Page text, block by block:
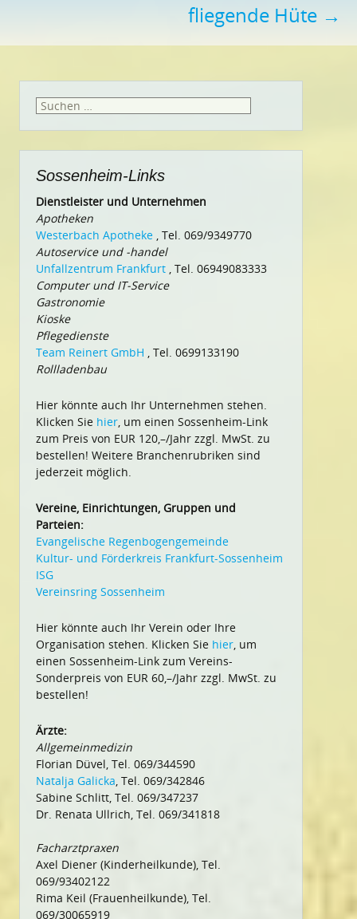
fliegende Hüte →
Suchen
Sossenheim-Links
Dienstleister und Unternehmen
Apotheken
Westerbach Apotheke , Tel. 069/9349770
Autoservice und -handel
Unfallzentrum Frankfurt , Tel. 06949083333
Computer und IT-Service
Gastronomie
Kioske
Pflegedienste
Team Reinert GmbH , Tel. 0699133190
Rollladenbau
Hier könnte auch Ihr Unternehmen stehen.
Klicken Sie hier, um einen Sossenheim-Link
zum Preis von EUR 120,–/Jahr zzgl. MwSt. zu
bestellen! Weitere Branchenrubriken sind
jederzeit möglich.
Vereine, Einrichtungen, Gruppen und
Parteien:
Evangelische Regenbogengemeinde
Kultur- und Förderkreis Frankfurt-Sossenheim
ISG
Vereinsring Sossenheim
Hier könnte auch Ihr Verein oder Ihre
Organisation stehen. Klicken Sie hier, um
einen Sossenheim-Link zum Vereins-
Sonderpreis von EUR 60,–/Jahr zzgl. MwSt. zu
bestellen!
Ärzte:
Allgemeinmedizin
Florian Düvel, Tel. 069/344590
Natalja Galicka, Tel. 069/342846
Sabine Schlitt, Tel. 069/347237
Dr. Renata Ullrich, Tel. 069/341818
Facharztpraxen
Axel Diener (Kinderheilkunde), Tel.
069/93402122
Rima Keil (Frauenheilkunde), Tel.
069/30065919